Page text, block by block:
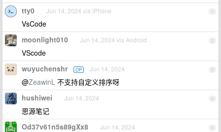
1
tty0 Jun 14, 2024 via iPhone
VsCode
2
moonlight010 Jun 14, 2024 via Android
VScode
3
wuyuchenshr OP Jun 14, 2024
@ZeawinL 不支持自定义排序呀
4
hushiwei Jun 14, 2024
思源笔记
5
Od37v61n5s89gXx8 Jun 14, 2024